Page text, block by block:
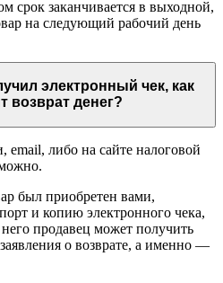
срок заканчивается в выходной,
на следующий рабочий день
электронный чек, как
возврат денег?
либо на сайте налоговой
был приобретен вами,
и копию электронного чека,
продавец может получить
о возврате, а именно —